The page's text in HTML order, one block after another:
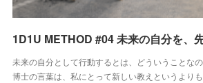
1D1U METHOD #04 未来の自分を、
未来の自分として行動するとは、どういうことな
博士の言葉は、私にとって新しい教えというより